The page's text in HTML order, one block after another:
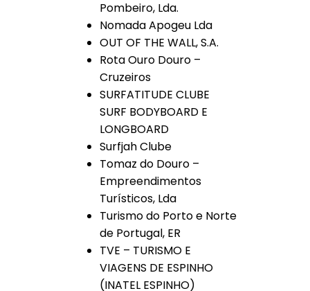
Pombeiro, Lda.
Nomada Apogeu Lda
OUT OF THE WALL, S.A.
Rota Ouro Douro –
Cruzeiros
SURFATITUDE CLUBE
SURF BODYBOARD E
LONGBOARD
Surfjah Clube
Tomaz do Douro –
Empreendimentos
Turísticos, Lda
Turismo do Porto e Norte
de Portugal, ER
TVE – TURISMO E
VIAGENS DE ESPINHO
(INATEL ESPINHO)